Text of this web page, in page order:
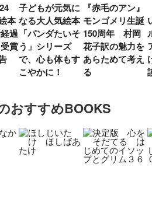
本
過
賞
子どもが元気に
なる大人気絵本
「パンダたいそ
う」シリーズ
で、心も体もす
こやかに！
『赤毛のアン』
モンゴメリ生誕
150周年 村岡
花子訳の魅力を
あらためて考え
る
おすすめBOOKS